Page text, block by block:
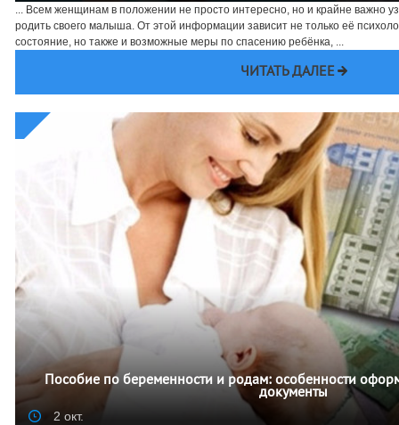
... Всем женщинам в положении не просто интересно, но и крайне важно
родить своего малыша. От этой информации зависит не только её
состояние, но также и возможные меры по спасению ребёнка, ...
ЧИТАТЬ ДАЛЕЕ
Пособие по беременности и родам: особенности
документы
2 окт.